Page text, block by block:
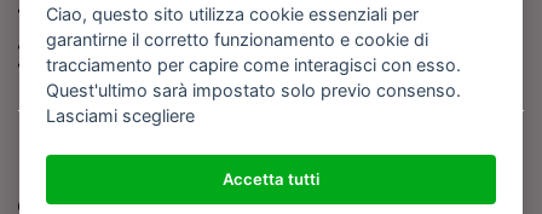
Iscriviti al nostro corso di
giornalismo
Compra i nostri libri
Entra in Barinedita Map
Copyright BARIREPORT s.a.s. All rights reserved - Tutte le fotografie recanti il
logo di Barinedita sono state commissionate da BARIREPORT s.a.s. che ne
detiene i Diritti d'Autore e sono state prodotte nell'anno 2012 e seguenti
(tranne che non vi sia uno specifico anno di scatto riportato)
Ciao, questo sito utilizza cookie essenziali per
garantirne il corretto funzionamento e cookie di
tracciamento per capire come interagisci con esso.
Quest'ultimo sarà impostato solo previo consenso.
Lasciami scegliere
Accetta tutti